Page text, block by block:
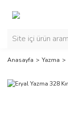
Anasayfa Yazma